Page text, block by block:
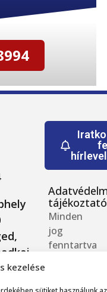
kezelése
tájékoztató
Minden
jog
fenntartva
Roberto